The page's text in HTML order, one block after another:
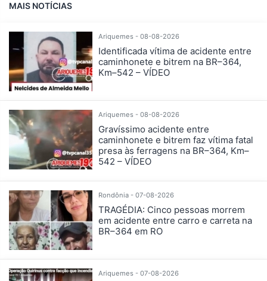
MAIS NOTÍCIAS
Ariquemes - 08-08-2026
Identificada vítima de acidente entre
caminhonete e bitrem na BR–364,
Km–542 – VÍDEO
Ariquemes - 08-08-2026
Gravíssimo acidente entre
caminhonete e bitrem faz vítima fatal
presa às ferragens na BR–364, Km–
542 – VÍDEO
Rondônia - 07-08-2026
TRAGÉDIA: Cinco pessoas morrem
em acidente entre carro e carreta na
BR–364 em RO
Ariquemes - 07-08-2026